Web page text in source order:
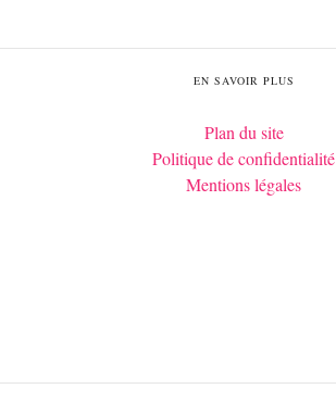
EN SAVOIR PLUS
Plan du site
Politique de confidentialité
Mentions légales